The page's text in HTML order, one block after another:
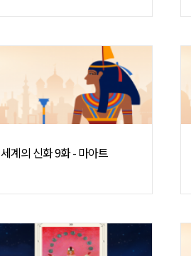
세계의 신화 9화 - 마아트